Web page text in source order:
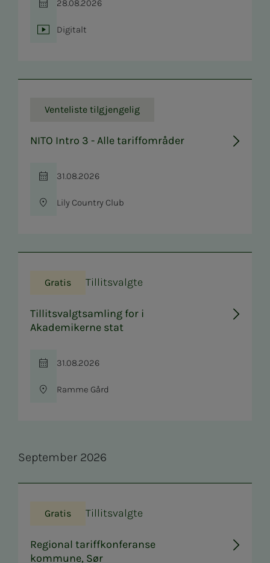
Tid
28.08.2026
Sted
Digitalt
Venteliste tilgjengelig
NITO Intro 3 - Alle tariffområder
Tid
31.08.2026
Sted
Lily Country Club
Gratis Tillitsvalgte
Tillitsvalgtsamling for i
Akademikerne stat
Tid
31.08.2026
Sted
Ramme Gård
Se­p­tem­­­ber 2026
Gratis Tillitsvalgte
Regional tariffkonferanse
kommune, Sør